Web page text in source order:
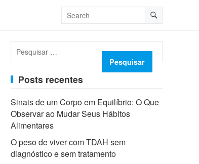
por:
Posts recentes
Sinais de um Corpo em Equilíbrio: O Que
Observar ao Mudar Seus Hábitos
Alimentares
O peso de viver com TDAH sem
diagnóstico e sem tratamento